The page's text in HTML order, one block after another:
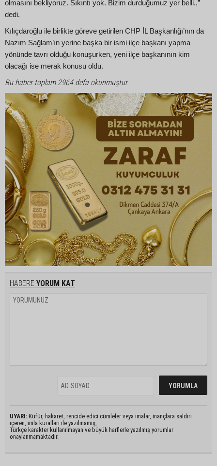
olmasını bekliyoruz. Sıkıntı yok. Bizim durduğumuz yer belli.,”
dedi.
Kılıçdaroğlu ile birlikte göreve getirilen CHP İL Başkanlığı’nın da
Nazım Sağlam’ın yerine başka bir ismi ilçe başkanı yapma
yönünde tavrı olduğu konuşurken, yeni ilçe başkanının kim
olacağı ise merak konusu oldu.
Bu haber toplam 2964 defa okunmuştur
HABERE YORUM KAT
UYARI: Küfür, hakaret, rencide edici cümleler veya imalar, inançlara saldırı
içeren, imla kuralları ile yazılmamış,
Türkçe karakter kullanılmayan ve büyük harflerle yazılmış yorumlar
onaylanmamaktadır.